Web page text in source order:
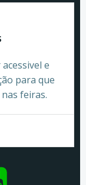
e
para que
feiras.